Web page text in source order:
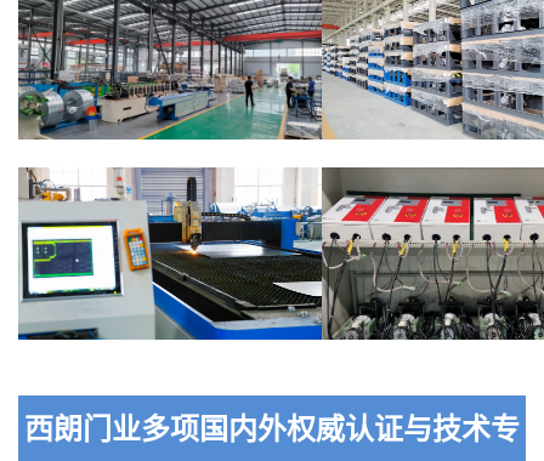
西朗门业多项国内外权威认证与技术专